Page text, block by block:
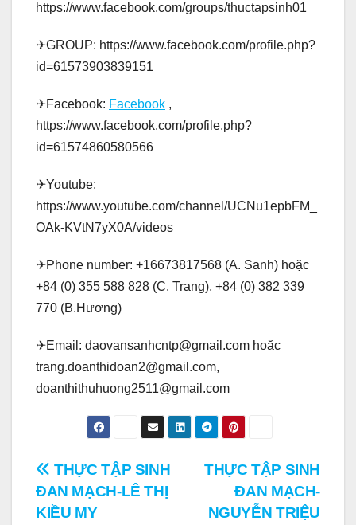
https://www.facebook.com/groups/thuctapsinh01
✈GROUP: https://www.facebook.com/profile.php?
id=61573903839151
✈Facebook: Facebook ,
https://www.facebook.com/profile.php?
id=61574860580566
✈Youtube:
https://www.youtube.com/channel/UCNu1epbFM_
OAk-KVtN7yX0A/videos
✈Phone number: +16673817568 (A. Sanh) hoặc
+84 (0) 355 588 828 (C. Trang), +84 (0) 382 339
770 (B.Hương)
✈Email: daovansanhcntp@gmail.com hoặc
trang.doanthidoan2@gmail.com,
doanthithuhuong2511@gmail.com
Điều
hướng
THỰC TẬP SINH
ĐAN MẠCH-
NGUYỄN TRIỆU
THỰC TẬP SINH
ĐAN MẠCH-LÊ THỊ
KIỀU MY